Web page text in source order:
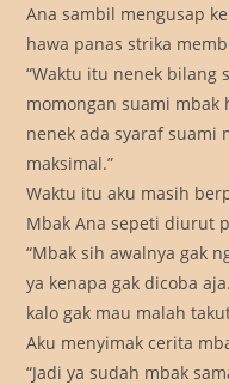
Ana sambil mengusap
hawa panas strika
“Waktu itu nenek bilang
momongan suami
nenek ada syaraf suami
maksimal.”
Waktu itu aku masih
Mbak Ana sepeti diurut
“Mbak sih awalnya gak
ya kenapa gak dicoba
kalo gak mau malah
Aku menyimak cerita
“Jadi ya sudah mbak